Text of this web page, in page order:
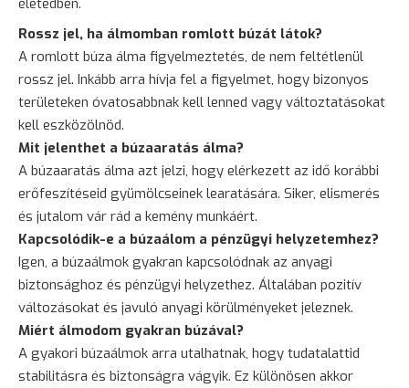
Rossz jel, ha álmomban romlott búzát látok?
A romlott búza álma figyelmeztetés, de nem feltétlenül
rossz jel. Inkább arra hívja fel a figyelmet, hogy bizonyos
területeken óvatosabbnak kell lenned vagy változtatásokat
kell eszközölnöd.
Mit jelenthet a búzaaratás álma?
A búzaaratás álma azt jelzi, hogy elérkezett az idő korábbi
erőfeszítéseid gyümölcseinek learatására. Siker, elismerés
és jutalom vár rád a kemény munkáért.
Kapcsolódik-e a búzaálom a pénzügyi helyzetemhez?
Igen, a búzaálmok gyakran kapcsolódnak az anyagi
biztonsághoz és pénzügyi helyzethez. Általában pozitív
változásokat és javuló anyagi körülményeket jeleznek.
Miért álmodom gyakran búzával?
A gyakori búzaálmok arra utalhatnak, hogy tudatalattid
stabilitásra és biztonságra vágyik. Ez különösen akkor